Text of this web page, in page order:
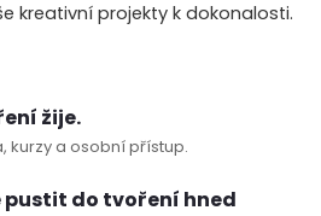
kreativní projekty k dokonalosti.
žije.
kurzy a osobní přístup.
pustit do tvoření hned